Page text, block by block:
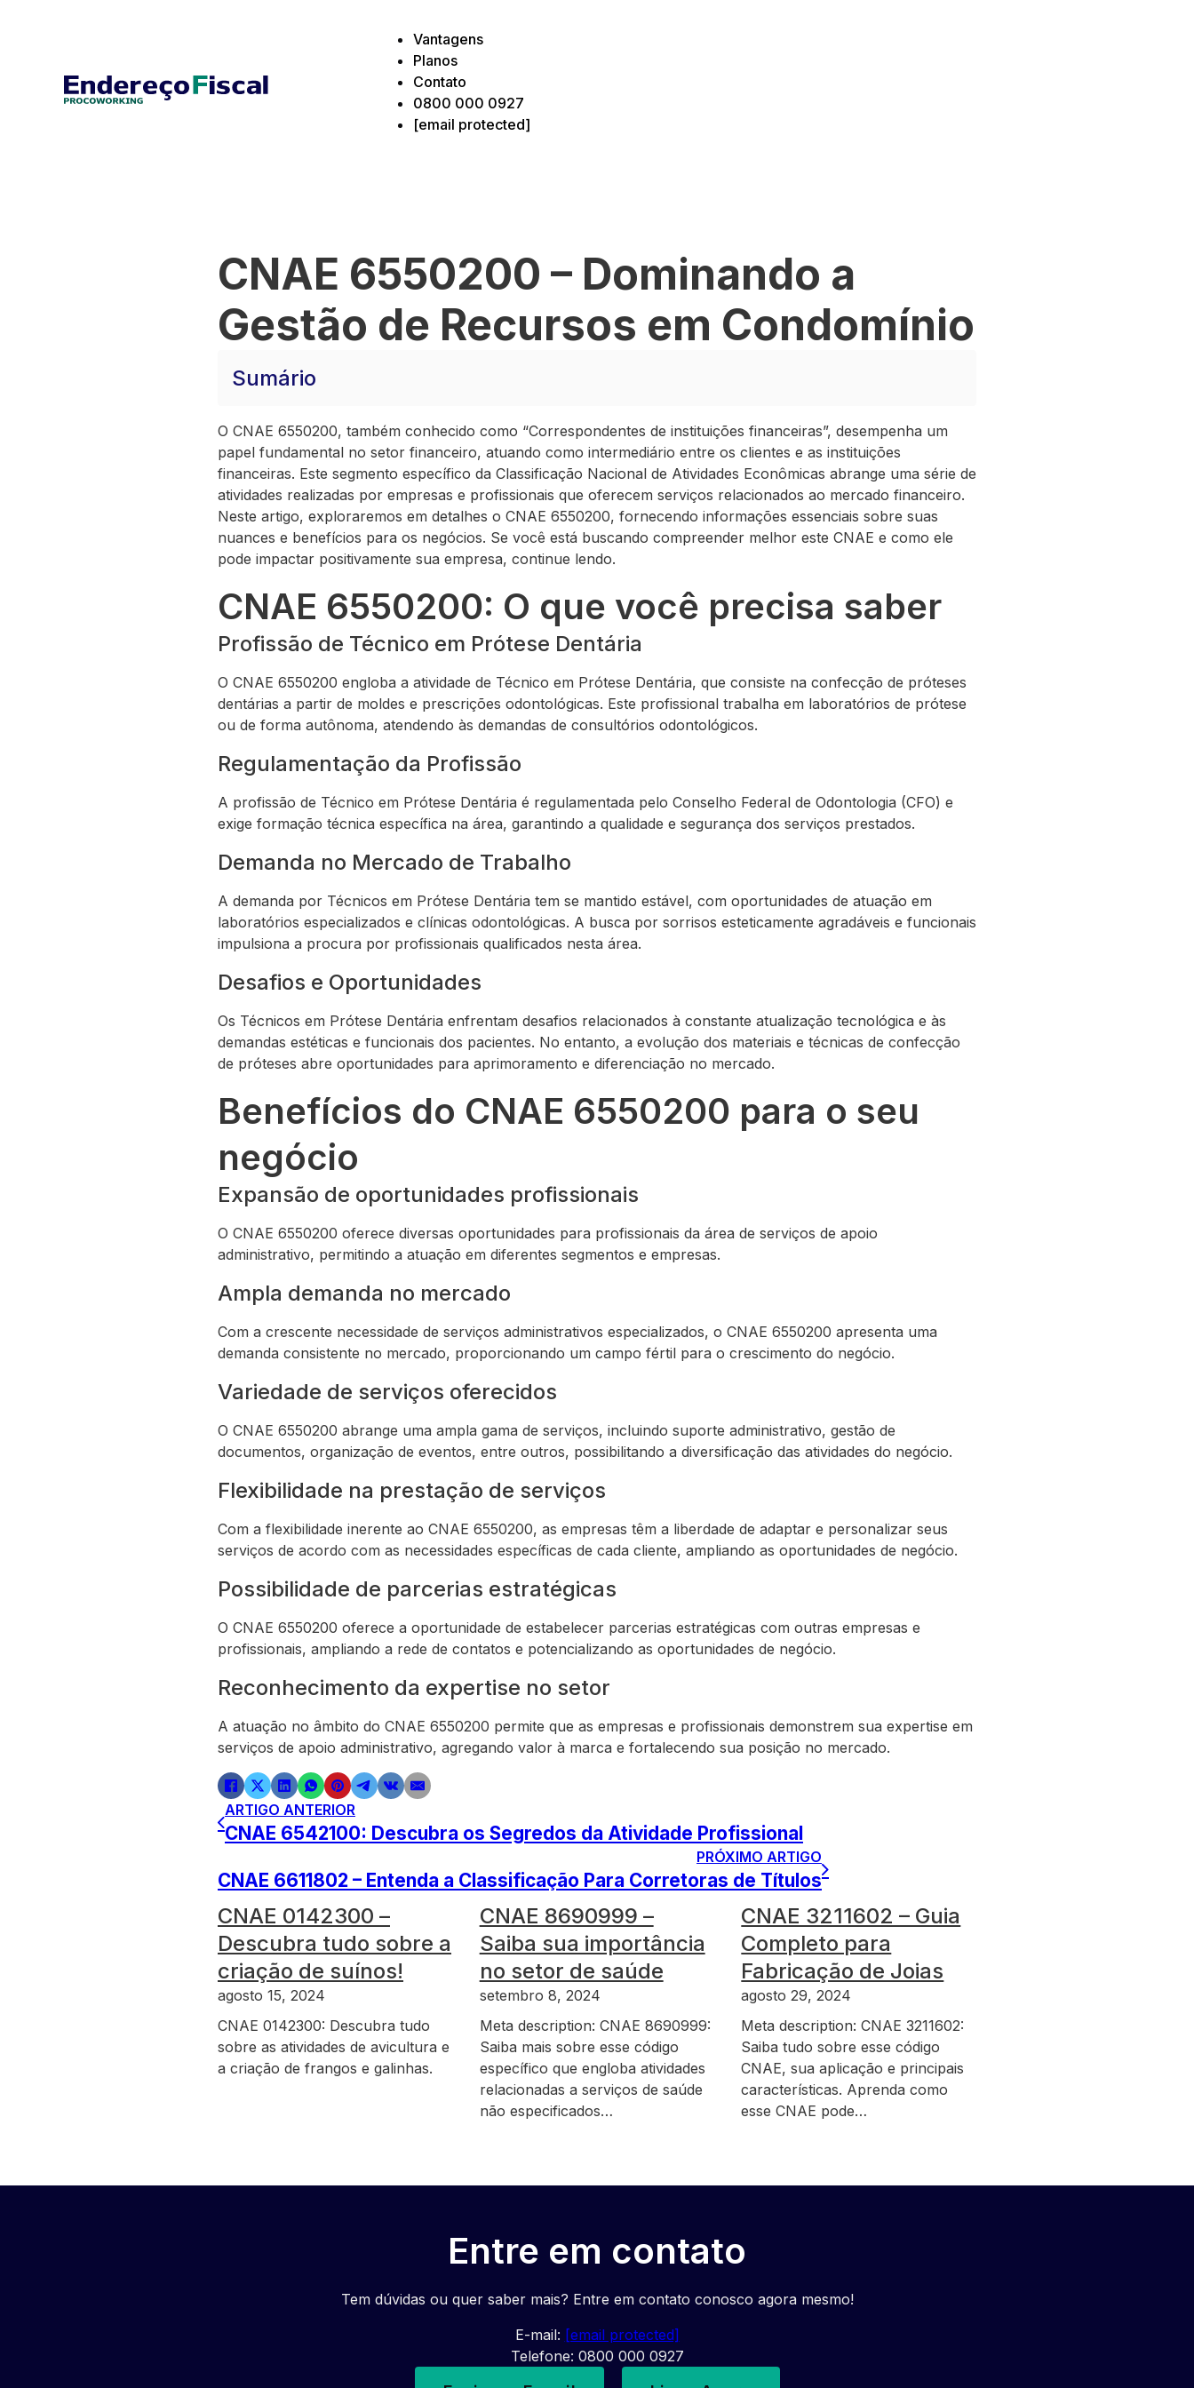
Vantagens
Planos
Contato
0800 000 0927
[email protected]
CNAE 6550200 – Dominando a
Gestão de Recursos em Condomínio
Sumário
O CNAE 6550200, também conhecido como “Correspondentes de instituições financeiras”, desempenha um
papel fundamental no setor financeiro, atuando como intermediário entre os clientes e as instituições
financeiras. Este segmento específico da Classificação Nacional de Atividades Econômicas abrange uma série de
atividades realizadas por empresas e profissionais que oferecem serviços relacionados ao mercado financeiro.
Neste artigo, exploraremos em detalhes o CNAE 6550200, fornecendo informações essenciais sobre suas
nuances e benefícios para os negócios. Se você está buscando compreender melhor este CNAE e como ele
pode impactar positivamente sua empresa, continue lendo.
CNAE 6550200: O que você precisa saber
Profissão de Técnico em Prótese Dentária
O CNAE 6550200 engloba a atividade de Técnico em Prótese Dentária, que consiste na confecção de próteses
dentárias a partir de moldes e prescrições odontológicas. Este profissional trabalha em laboratórios de prótese
ou de forma autônoma, atendendo às demandas de consultórios odontológicos.
Regulamentação da Profissão
A profissão de Técnico em Prótese Dentária é regulamentada pelo Conselho Federal de Odontologia (CFO) e
exige formação técnica específica na área, garantindo a qualidade e segurança dos serviços prestados.
Demanda no Mercado de Trabalho
A demanda por Técnicos em Prótese Dentária tem se mantido estável, com oportunidades de atuação em
laboratórios especializados e clínicas odontológicas. A busca por sorrisos esteticamente agradáveis e funcionais
impulsiona a procura por profissionais qualificados nesta área.
Desafios e Oportunidades
Os Técnicos em Prótese Dentária enfrentam desafios relacionados à constante atualização tecnológica e às
demandas estéticas e funcionais dos pacientes. No entanto, a evolução dos materiais e técnicas de confecção
de próteses abre oportunidades para aprimoramento e diferenciação no mercado.
Benefícios do CNAE 6550200 para o seu
negócio
Expansão de oportunidades profissionais
O CNAE 6550200 oferece diversas oportunidades para profissionais da área de serviços de apoio
administrativo, permitindo a atuação em diferentes segmentos e empresas.
Ampla demanda no mercado
Com a crescente necessidade de serviços administrativos especializados, o CNAE 6550200 apresenta uma
demanda consistente no mercado, proporcionando um campo fértil para o crescimento do negócio.
Variedade de serviços oferecidos
O CNAE 6550200 abrange uma ampla gama de serviços, incluindo suporte administrativo, gestão de
documentos, organização de eventos, entre outros, possibilitando a diversificação das atividades do negócio.
Flexibilidade na prestação de serviços
Com a flexibilidade inerente ao CNAE 6550200, as empresas têm a liberdade de adaptar e personalizar seus
serviços de acordo com as necessidades específicas de cada cliente, ampliando as oportunidades de negócio.
Possibilidade de parcerias estratégicas
O CNAE 6550200 oferece a oportunidade de estabelecer parcerias estratégicas com outras empresas e
profissionais, ampliando a rede de contatos e potencializando as oportunidades de negócio.
Reconhecimento da expertise no setor
A atuação no âmbito do CNAE 6550200 permite que as empresas e profissionais demonstrem sua expertise em
serviços de apoio administrativo, agregando valor à marca e fortalecendo sua posição no mercado.
ARTIGO ANTERIOR
CNAE 6542100: Descubra os Segredos da Atividade Profissional
PRÓXIMO ARTIGO
CNAE 6611802 – Entenda a Classificação Para Corretoras de Títulos
CNAE 0142300 –
Descubra tudo sobre a
criação de suínos!
agosto 15, 2024
CNAE 0142300: Descubra tudo
sobre as atividades de avicultura e
a criação de frangos e galinhas.
CNAE 8690999 –
Saiba sua importância
no setor de saúde
setembro 8, 2024
Meta description: CNAE 8690999:
Saiba mais sobre esse código
específico que engloba atividades
relacionadas a serviços de saúde
não especificados…
CNAE 3211602 – Guia
Completo para
Fabricação de Joias
agosto 29, 2024
Meta description: CNAE 3211602:
Saiba tudo sobre esse código
CNAE, sua aplicação e principais
características. Aprenda como
esse CNAE pode…
Entre em contato
Tem dúvidas ou quer saber mais? Entre em contato conosco agora mesmo!
E-mail: [email protected]
Telefone: 0800 000 0927